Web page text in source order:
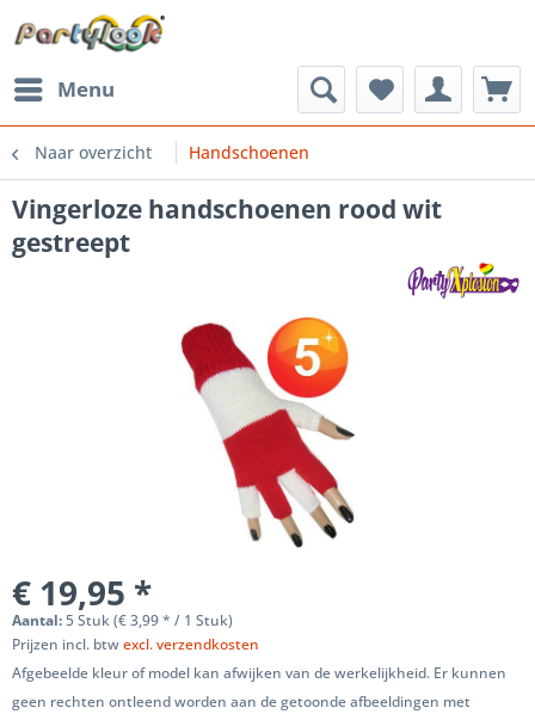
Menu
Naar overzicht Handschoenen
Vingerloze handschoenen rood wit
gestreept
€ 19,95 *
Aantal:5 Stuk (€ 3,99 * / 1 Stuk)
Prijzen incl. btwexcl. verzendkosten
Afgebeelde kleur of model kan afwijken van de werkelijkheid. Er kunnen
geen rechten ontleend worden aan de getoonde afbeeldingen met